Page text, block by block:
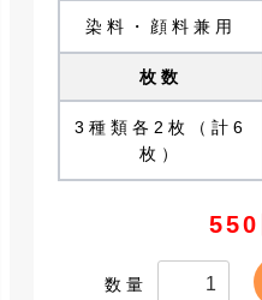
染料・顔料兼用
枚数
3種類各2枚（計6
枚）
550
数量